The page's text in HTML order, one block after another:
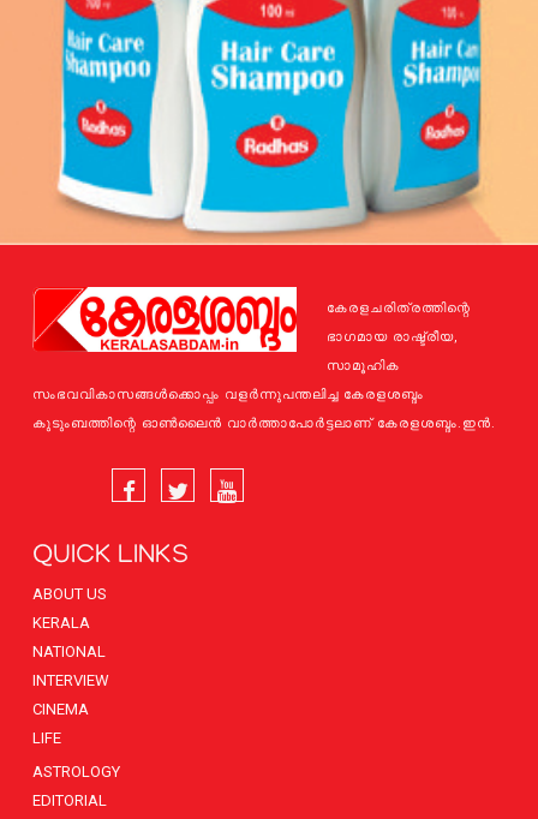
കേരളചരിത്രത്തിന്റെ
ഭാഗമായ രാഷ്ട്രീയ,
സാമൂഹിക
സംഭവവികാസങ്ങള്‍ക്കൊപ്പം വളര്‍ന്നുപന്തലിച്ച കേരളശബ്ദം
കുടുംബത്തിന്റെ ഓണ്‍ലൈന്‍ വാര്‍ത്താപോര്‍ട്ടലാണ് കേരളശബ്ദം.ഇന്‍.
QUICK LINKS
ABOUT US
KERALA
NATIONAL
INTERVIEW
CINEMA
LIFE
ASTROLOGY
EDITORIAL